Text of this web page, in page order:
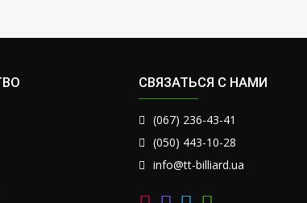
СВЯЗАТЬСЯ С НАМИ
(067) 236-43-41
(050) 443-10-28
info@tt-billiard.ua